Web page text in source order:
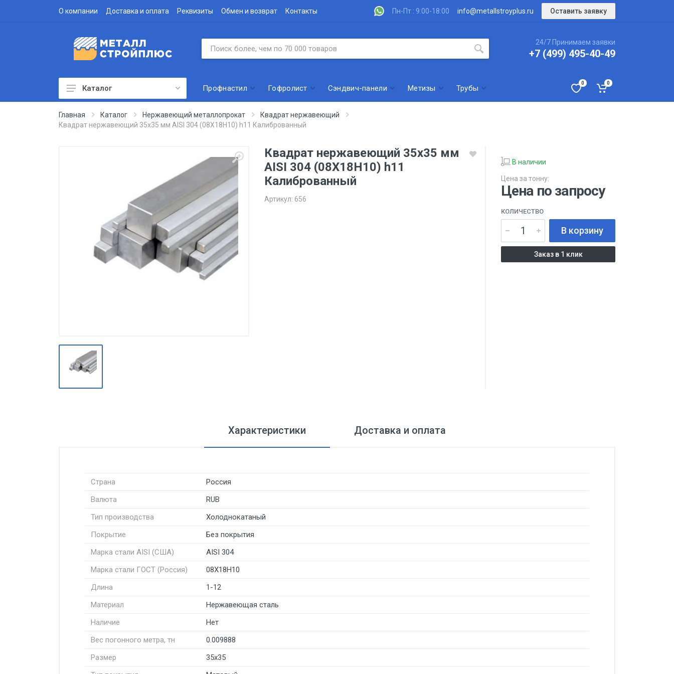
О компании Доставка и оплата Реквизиты Обмен и возврат Контакты Пн-Пт : 9:00-18:00 info@metallstroyplus.ru Оставить заявку
24/7 Принимаем заявки
+7 (499) 495-40-49
Профнастил
Водосточная система
Производство
Штакетник
Оцинкованный металлопрокат
Запорная арматура
Цветные металлы
Каталог Профнастил Гофролист Сэндвич-панели Метизы Трубы
0 0
Главная Каталог Нержавеющий металлопрокат
Квадрат нержавеющий
Квадрат нержавеющий 35x35 мм AISI 304 (08Х18Н10) h11 Калиброванный
Квадрат нержавеющий 35x35 мм
AISI 304 (08Х18Н10) h11
Калиброванный
Артикул: 656
В наличии
Цена за тонну:
Цена по запросу
КОЛИЧЕСТВО
В корзину
Заказ в 1 клик
Характеристики Доставка и оплата
Страна
Россия
Валюта
RUB
Тип производства
Холоднокатаный
Покрытие
Без покрытия
Марка стали AISI (США)
AISI 304
Марка стали ГОСТ (Россия)
08Х18Н10
Длина
1-12
Материал
Нержавеющая сталь
Наличие
Нет
Вес погонного метра, тн
0.009888
Размер
35x35